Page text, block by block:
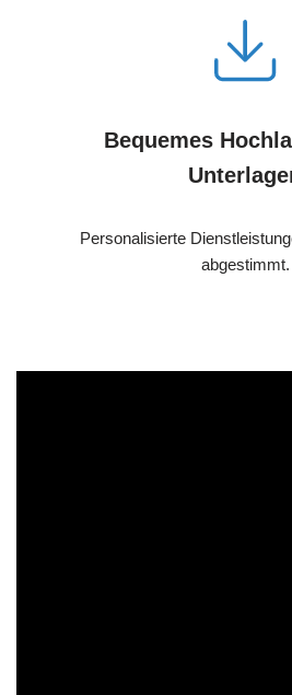
Bequemes
Personalisierte
abgestimmt.